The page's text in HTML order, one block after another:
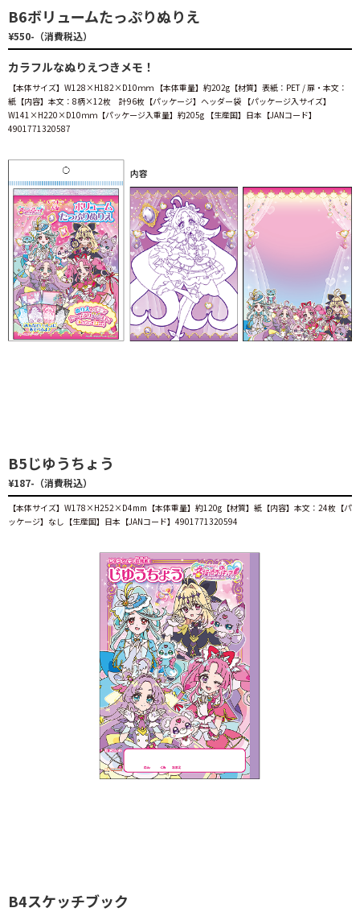
B6ボリュームたっぷりぬりえ
¥550-（消費税込）
カラフルなぬりえつきメモ！
【本体サイズ】W128×H182×D10ｍｍ 【本体重量】約202g【材質】表紙：PET / 扉・本文：
紙【内容】本文：8柄×12枚 計96枚【パッケージ】ヘッダー袋 【パッケージ入サイズ】
W141×H220×D10ｍｍ【パッケージ入重量】約205g 【生産国】日本【JANコード】
4901771320587
B5じゆうちょう
¥187-（消費税込）
【本体サイズ】W178×H252×D4mm【本体重量】約120g【材質】紙【内容】本文：24枚【パ
ッケージ】なし【生産国】日本【JANコード】4901771320594
B4スケッチブック